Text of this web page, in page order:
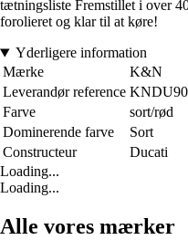
tætningsliste Fremstillet i over
forolieret og klar til at køre!
Yderligere information
Mærke
K&N
Leverandør reference
Farve
sort/rød
Dominerende farve
Sort
Constructeur
Ducati
Loading...
Loading...
Alle vores mærker